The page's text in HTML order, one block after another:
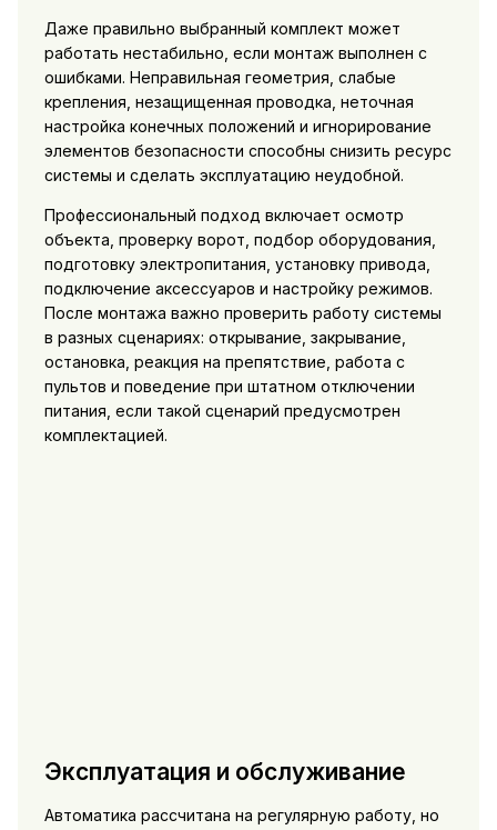
Даже правильно выбранный комплект может
работать нестабильно, если монтаж выполнен с
ошибками. Неправильная геометрия, слабые
крепления, незащищенная проводка, неточная
настройка конечных положений и игнорирование
элементов безопасности способны снизить ресурс
системы и сделать эксплуатацию неудобной.
Профессиональный подход включает осмотр
объекта, проверку ворот, подбор оборудования,
подготовку электропитания, установку привода,
подключение аксессуаров и настройку режимов.
После монтажа важно проверить работу системы
в разных сценариях: открывание, закрывание,
остановка, реакция на препятствие, работа с
пультов и поведение при штатном отключении
питания, если такой сценарий предусмотрен
комплектацией.
Эксплуатация и обслуживание
Автоматика рассчитана на регулярную работу, но